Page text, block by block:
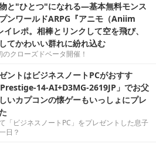
と"ひとつ"になれる―基本無料モンス
ンワールドARPG『アニモ（Aniim
レポ。相棒とリンクして空を飛び、
てかわいい群れに紛れ込む
クローズドベータ開催！
ントはビジネスノートPCがおすす
14-AI+D3MG-2619JP」でお父
いカプコンの懐ゲーもいっしょにプレ
「ビジネスノートPC」をプレゼントした息子
日？